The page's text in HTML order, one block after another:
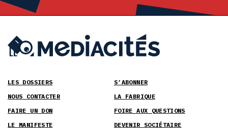
LES DOSSIERS
S’ABONNER
NOUS CONTACTER
LA FABRIQUE
FAIRE UN DON
FOIRE AUX QUESTIONS
LE MANIFESTE
DEVENIR SOCIÉTAIRE